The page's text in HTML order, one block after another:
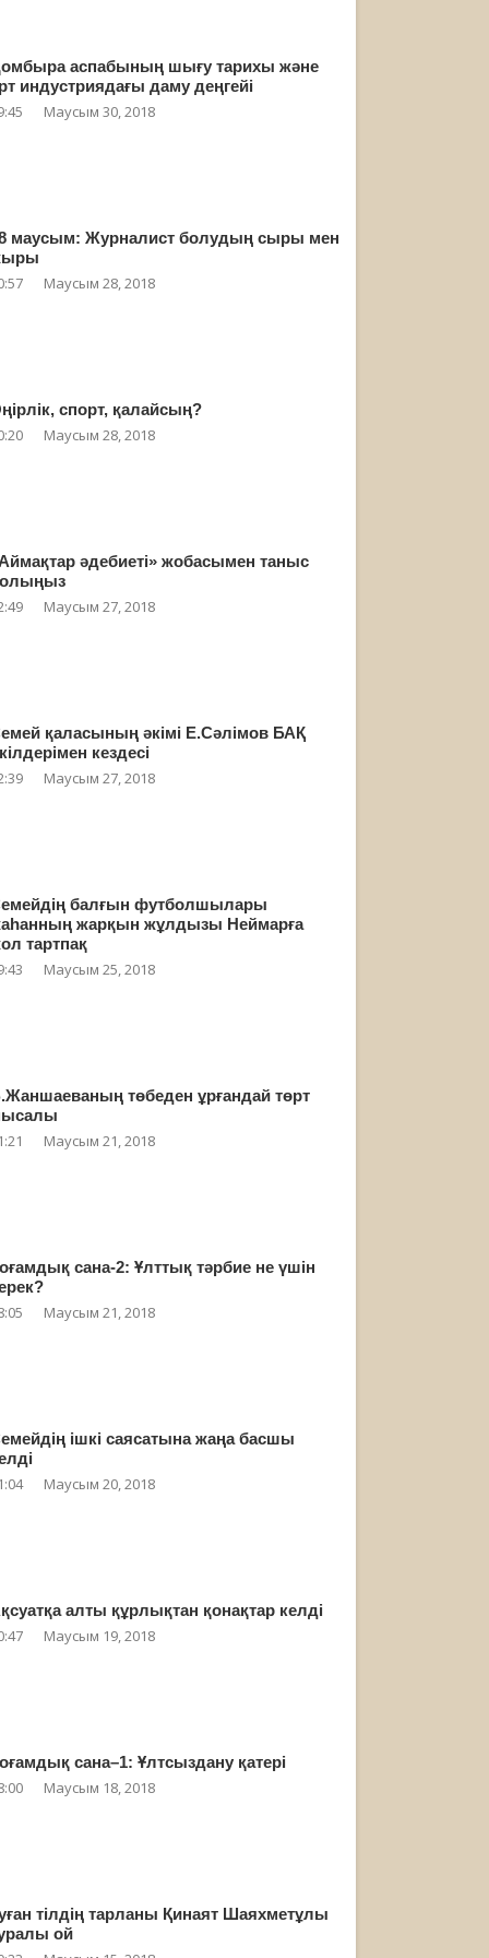
аспабының шығу тарихы және
индустриядағы даму деңгейі
Маусым 30, 2018
маусым: Журналист болудың сыры мен
Маусым 28, 2018
спорт, қалайсың?
Маусым 28, 2018
әдебиеті» жобасымен таныс
Маусым 27, 2018
қаласының әкімі Е.Сәлімов БАҚ
кездесі
Маусым 27, 2018
балғын футболшылары
жарқын жұлдызы Неймарға
тартпақ
Маусым 25, 2018
төбеден ұрғандай төрт
Маусым 21, 2018
сана-2: Ұлттық тәрбие не үшін
Маусым 21, 2018
ішкі саясатына жаңа басшы
Маусым 20, 2018
алты құрлықтан қонақтар келді
Маусым 19, 2018
сана–1: Ұлтсыздану қатері
Маусым 18, 2018
тілдің тарланы Қинаят Шаяхметұлы
ой